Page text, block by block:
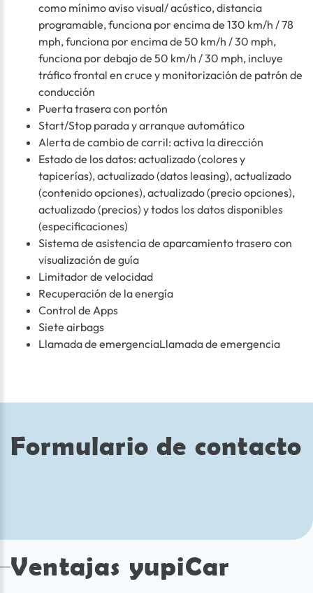
como mínimo aviso visual/ acústico, distancia
programable, funciona por encima de 130 km/h / 78
mph, funciona por encima de 50 km/h / 30 mph,
funciona por debajo de 50 km/h / 30 mph, incluye
tráfico frontal en cruce y monitorización de patrón de
conducción
Puerta trasera con portón
Start/Stop parada y arranque automático
Alerta de cambio de carril: activa la dirección
Estado de los datos: actualizado (colores y
tapicerías), actualizado (datos leasing), actualizado
(contenido opciones), actualizado (precio opciones),
actualizado (precios) y todos los datos disponibles
(especificaciones)
Sistema de asistencia de aparcamiento trasero con
visualización de guía
Limitador de velocidad
Recuperación de la energía
Control de Apps
Siete airbags
Llamada de emergenciaLlamada de emergencia
Formulario de contacto
Ventajas yupiCar